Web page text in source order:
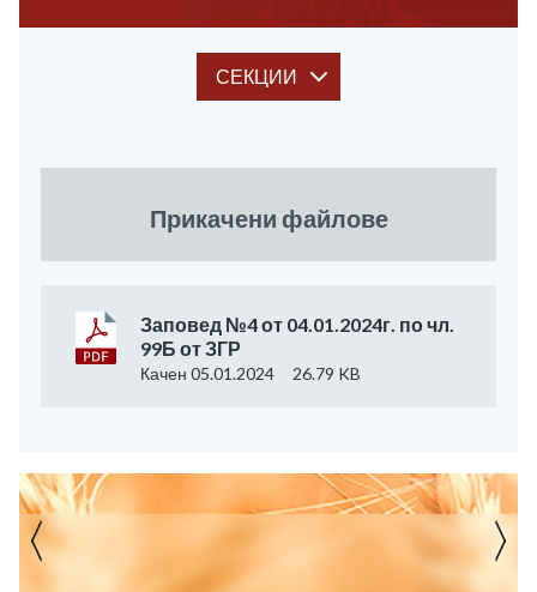
СЕКЦИИ
Прикачени файлове
Заповед №4 от 04.01.2024г. по чл.
99Б от ЗГР
Качен 05.01.2024 26.79 KB